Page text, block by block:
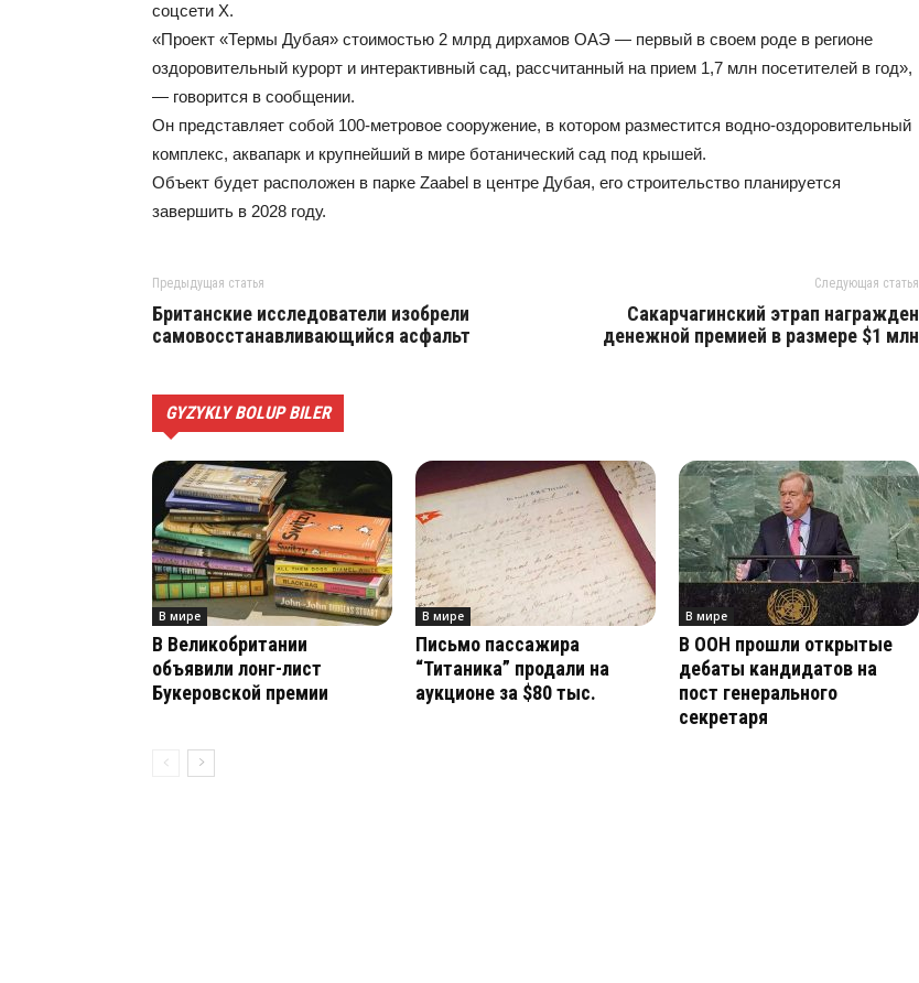
соцсети Х.
«Проект «Термы Дубая» стоимостью 2 млрд дирхамов ОАЭ — первый в своем роде в регионе
оздоровительный курорт и интерактивный сад, рассчитанный на прием 1,7 млн посетителей в год»,
— говорится в сообщении.
Он представляет собой 100-метровое сооружение, в котором разместится водно-оздоровительный
комплекс, аквапарк и крупнейший в мире ботанический сад под крышей.
Объект будет расположен в парке Zaabel в центре Дубая, его строительство планируется
завершить в 2028 году.
Предыдущая статья
Британские исследователи изобрели
самовосстанавливающийся асфальт
Следующая статья
Сакарчагинский этрап награжден
денежной премией в размере $1 млн
GYZYKLY BOLUP BILER
В мире
В Великобритании
объявили лонг-лист
Букеровской премии
В мире
Письмо пассажира
“Титаника” продали на
аукционе за $80 тыс.
В мире
В ООН прошли открытые
дебаты кандидатов на
пост генерального
секретаря